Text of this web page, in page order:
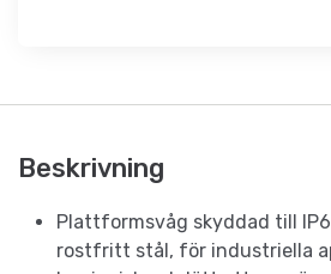
Beskrivning
Plattformsvåg skyddad till
rostfritt stål, för industriella